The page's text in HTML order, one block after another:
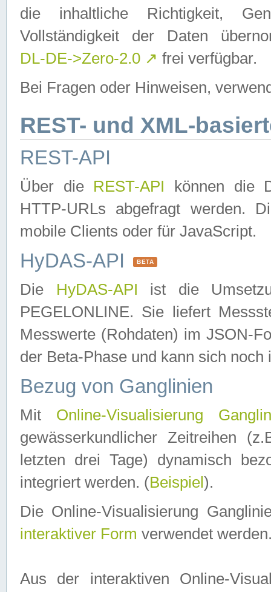
die inhaltliche Richtigkeit,
Vollständigkeit der Daten
DL-DE->Zero-2.0 ↗ frei verfügbar.
Bei Fragen oder Hinweisen,
REST- und XML-
REST-API
Über die REST-API können die
HTTP-URLs abgefragt werden.
mobile Clients oder für JavaScript.
HyDAS-API BETA
Die HyDAS-API ist die
PEGELONLINE. Sie liefert
Messwerte (Rohdaten) im JSON-
der Beta-Phase und kann sich noch
Bezug von Ganglinien
Mit Online-Visualisierung
gewässerkundlicher Zeitreihen
letzten drei Tage) dynamisch
integriert werden. (Beispiel ).
Die Online-Visualisierung
interaktiver Form verwendet
Aus der interaktiven Online-